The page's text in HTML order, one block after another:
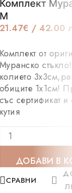
Сертификат за
Комплект
М
21.47€ / 42.00
Комплект от
Муранско
колието
обиците 1х1см!
със сертификат
кутия
ДОБАВИ В
СРАВНИ